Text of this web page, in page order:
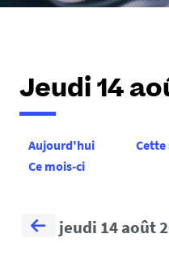
ici :
Jeudi 14
Aujourd'hui
Cette
Ce mois-ci
jeudi 14 août